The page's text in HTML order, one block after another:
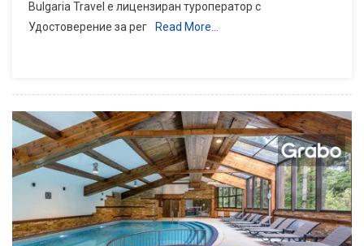
Bulgaria Travel е лицензиран туроператор с
Удостоверение за рег
Read More…